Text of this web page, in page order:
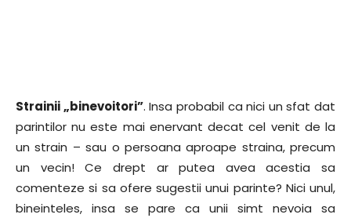
Strainii „binevoitori”. Insa probabil ca nici un sfat dat
parintilor nu este mai enervant decat cel venit de la
un strain – sau o persoana aproape straina, precum
un vecin! Ce drept ar putea avea acestia sa
comenteze si sa ofere sugestii unui parinte? Nici unul,
bineinteles, insa se pare ca unii simt nevoia sa